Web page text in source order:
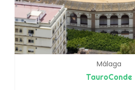
Málaga
TauroConde